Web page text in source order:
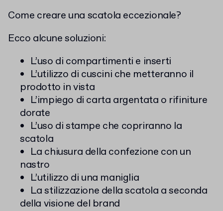
Come creare una scatola eccezionale?
Ecco alcune soluzioni:
L’uso di compartimenti e inserti
L’utilizzo di cuscini che metteranno il
prodotto in vista
L’impiego di carta argentata o rifiniture
dorate
L’uso di stampe che copriranno la
scatola
La chiusura della confezione con un
nastro
L’utilizzo di una maniglia
La stilizzazione della scatola a seconda
della visione del brand